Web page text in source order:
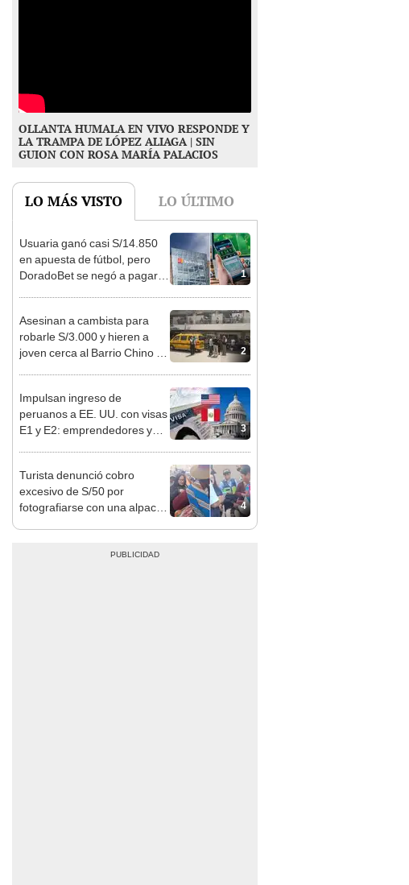
OLLANTA HUMALA EN VIVO RESPONDE Y
LA TRAMPA DE LÓPEZ ALIAGA | SIN
GUION CON ROSA MARÍA PALACIOS
LO MÁS VISTO LO ÚLTIMO
1
Usuaria ganó casi S/14.850
en apuesta de fútbol, pero
DoradoBet se negó a pagar:
2
Asesinan a cambista para
robarle S/3.000 y hieren a
joven cerca al Barrio Chino en
3
Impulsan ingreso de
peruanos a EE. UU. con visas
E1 y E2: emprendedores y
4
Turista denunció cobro
excesivo de S/50 por
fotografiarse con una alpaca